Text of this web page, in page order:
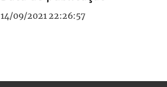
14/09/2021 22:26:57